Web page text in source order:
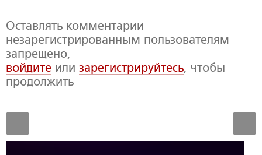
Оставлять комментарии
незарегистрированным пользователям
запрещено,
войдите или зарегистрируйтесь, чтобы
продолжить